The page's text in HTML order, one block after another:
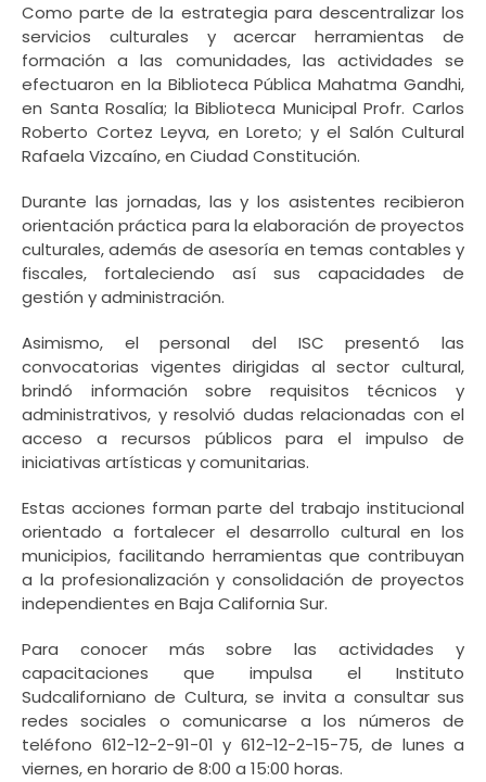
Como parte de la estrategia para descentralizar los
servicios culturales y acercar herramientas de
formación a las comunidades, las actividades se
efectuaron en la Biblioteca Pública Mahatma Gandhi,
en Santa Rosalía; la Biblioteca Municipal Profr. Carlos
Roberto Cortez Leyva, en Loreto; y el Salón Cultural
Rafaela Vizcaíno, en Ciudad Constitución.
Durante las jornadas, las y los asistentes recibieron
orientación práctica para la elaboración de proyectos
culturales, además de asesoría en temas contables y
fiscales, fortaleciendo así sus capacidades de
gestión y administración.
Asimismo, el personal del ISC presentó las
convocatorias vigentes dirigidas al sector cultural,
brindó información sobre requisitos técnicos y
administrativos, y resolvió dudas relacionadas con el
acceso a recursos públicos para el impulso de
iniciativas artísticas y comunitarias.
Estas acciones forman parte del trabajo institucional
orientado a fortalecer el desarrollo cultural en los
municipios, facilitando herramientas que contribuyan
a la profesionalización y consolidación de proyectos
independientes en Baja California Sur.
Para conocer más sobre las actividades y
capacitaciones que impulsa el Instituto
Sudcaliforniano de Cultura, se invita a consultar sus
redes sociales o comunicarse a los números de
teléfono 612-12-2-91-01 y 612-12-2-15-75, de lunes a
viernes, en horario de 8:00 a 15:00 horas.